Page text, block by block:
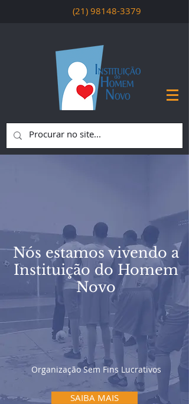
(21) 98148-3379
Nós estamos vivendo a
Instituição do Homem
Novo
Organização Sem Fins Lucrativos
SAIBA MAIS